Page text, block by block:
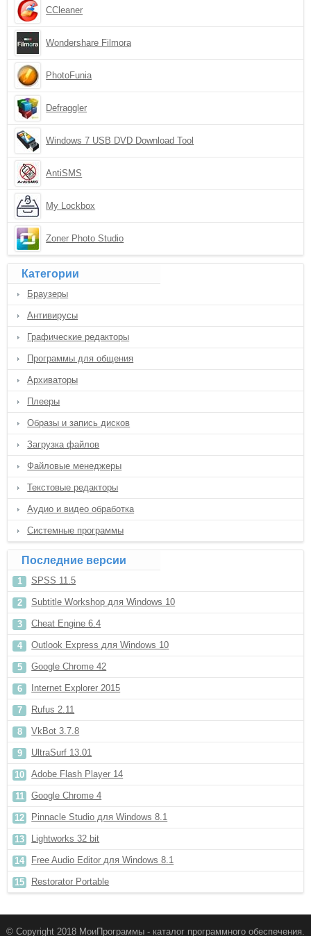
CCleaner
Wondershare Filmora
PhotoFunia
Defraggler
Windows 7 USB DVD Download Tool
AntiSMS
My Lockbox
Zoner Photo Studio
Категории
Браузеры
Антивирусы
Графические редакторы
Программы для общения
Архиваторы
Плееры
Образы и запись дисков
Загрузка файлов
Файловые менеджеры
Текстовые редакторы
Аудио и видео обработка
Системные программы
Последние версии
SPSS 11.5
Subtitle Workshop для Windows 10
Cheat Engine 6.4
Outlook Express для Windows 10
Google Chrome 42
Internet Explorer 2015
Rufus 2.11
VkBot 3.7.8
UltraSurf 13.01
Adobe Flash Player 14
Google Chrome 4
Pinnacle Studio для Windows 8.1
Lightworks 32 bit
Free Audio Editor для Windows 8.1
Restorator Portable
© Copyright 2018 МоиПрограммы - каталог программного обеспечения.